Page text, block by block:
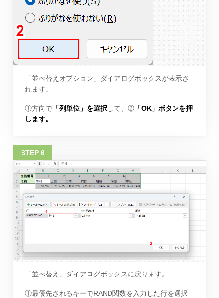
「並べ替えオプション」ダイアログボックスが表示さ
れます。
①方向で「列単位」を選択 して、②「OK」ボタンを押
します。
「並べ替え」ダイアログボックスに戻ります。
①最優先されるキーでRAND関数を入力した行を選択